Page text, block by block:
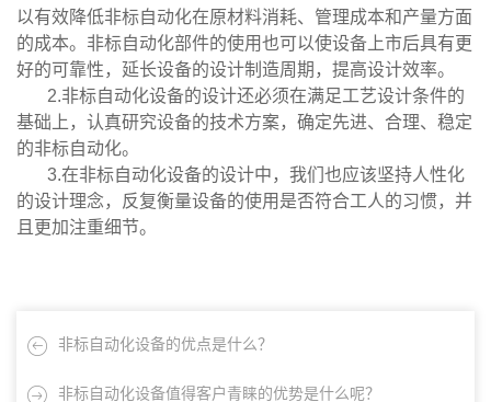
以有效降低非标自动化在原材料消耗、管理成本和产量方面
的成本。非标自动化部件的使用也可以使设备上市后具有更
好的可靠性，延长设备的设计制造周期，提高设计效率。
2.非标自动化设备的设计还必须在满足工艺设计条件的
基础上，认真研究设备的技术方案，确定先进、合理、稳定
的非标自动化。
3.在非标自动化设备的设计中，我们也应该坚持人性化
的设计理念，反复衡量设备的使用是否符合工人的习惯，并
且更加注重细节。
非标自动化设备的优点是什么？
非标自动化设备值得客户青睐的优势是什么呢？